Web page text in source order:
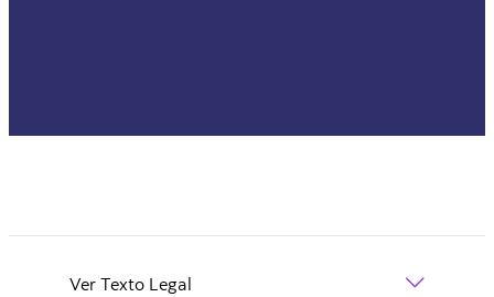
Ver Texto Legal